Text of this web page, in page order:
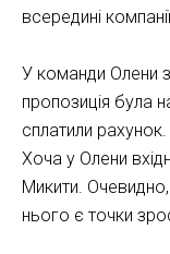
всередині
У команди Олени
пропозиція була
сплатили рахунок.
Хоча у Олени
Микити.
нього є точки